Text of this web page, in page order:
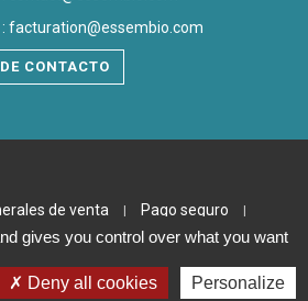
facturation@essembio.com
CONTACTO
de venta Pago seguro
| Plan du site
gives you control over what you want
Deny all cookies Personalize